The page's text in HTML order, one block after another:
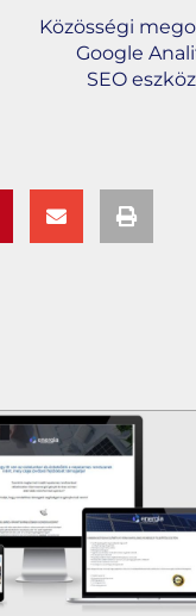
Közösségi
Google
SEO